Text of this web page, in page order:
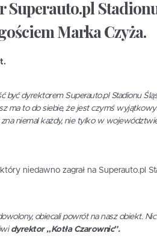
Superauto.pl
Marka Czyża.
być dyrektorem Superauto.pl Stadionu
ma to do siebie, że jest czymś
niemal każdy, nie tylko w
niedawno zagrał na Superauto.pl
obiecali powrót na nasz obiekt.
dyrektor „Kotła Czarownic”.